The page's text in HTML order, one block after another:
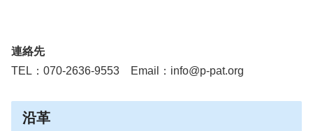
連絡先
TEL：070-2636-9553 Email：info@p-pat.org
沿革